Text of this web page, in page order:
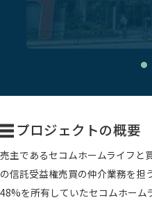
プロジェクトの概要
売主であるセコムホームライフと
の信託受益権売買の仲介業務を担
48%を所有していたセコムホーム